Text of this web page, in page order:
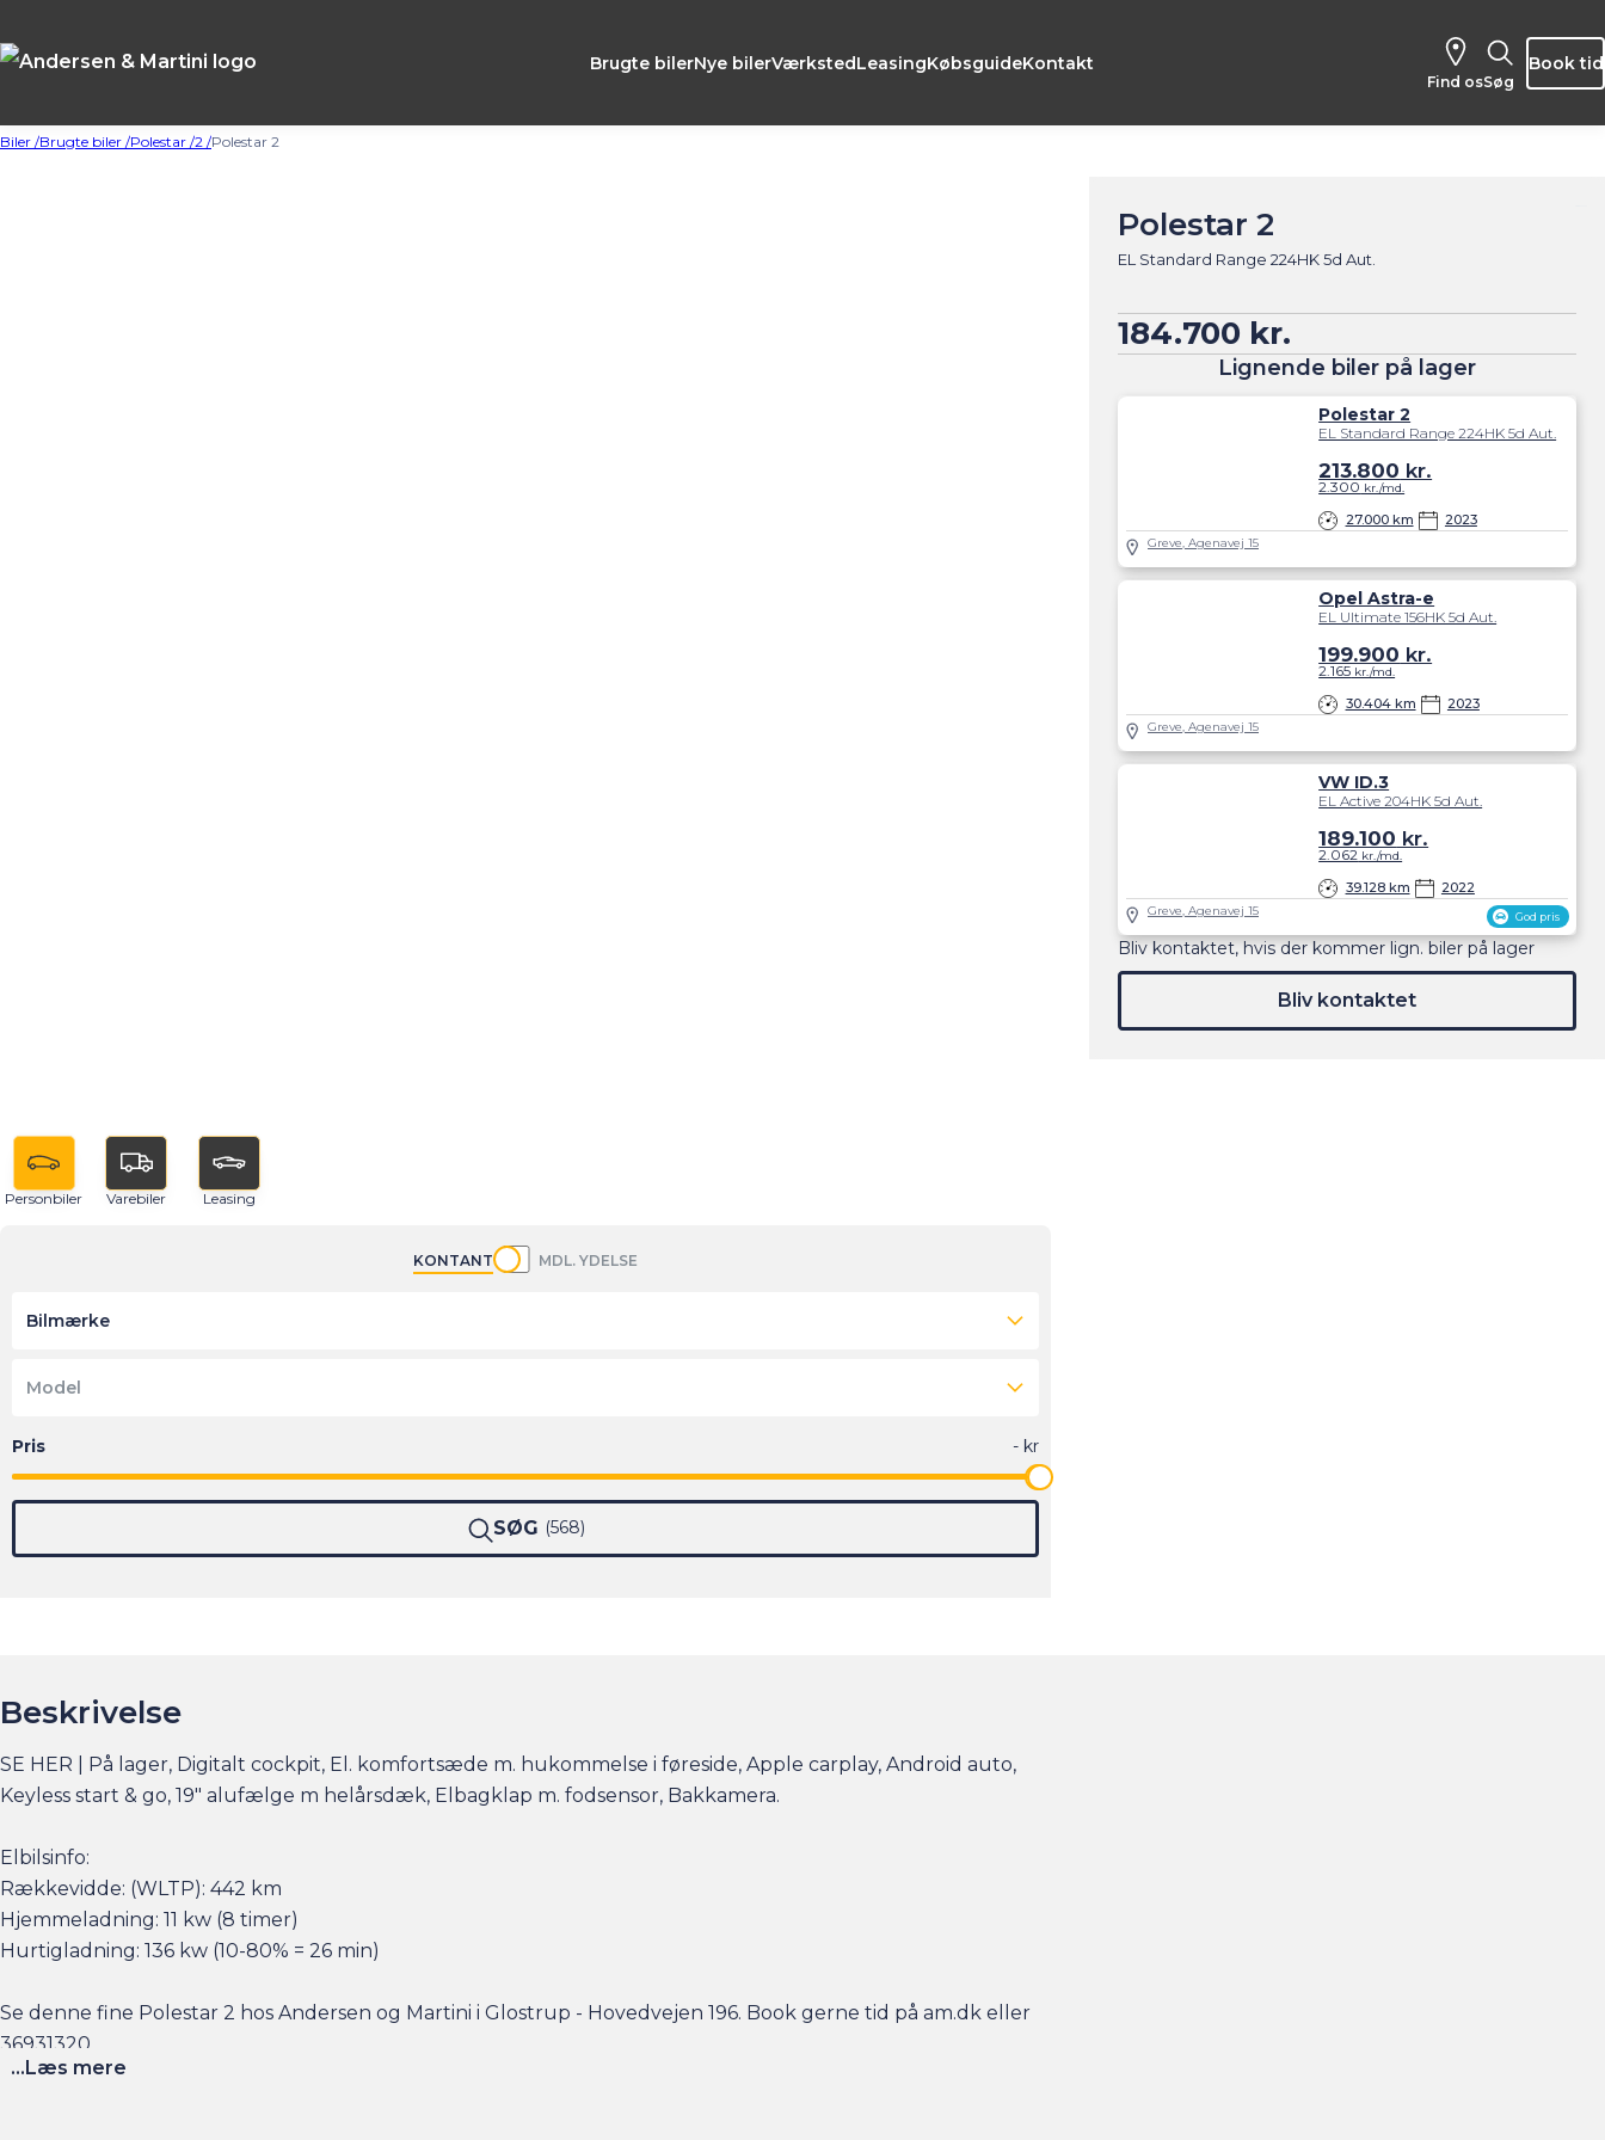
Brugte bilerNye bilerVærkstedLeasingKøbsguideKontakt
Find os Søg
Book tid
Biler /Brugte biler /Polestar /2 /Polestar 2
Polestar 2
EL Standard Range 224HK 5d Aut.
184.700 kr.
Lignende biler på lager
Polestar 2
EL Standard Range 224HK 5d Aut.
27.000 km 2023
213.800 kr.
2.300 kr./md.
Greve, Agenavej 15
Opel Astra-e
EL Ultimate 156HK 5d Aut.
30.404 km 2023
199.900 kr.
2.165 kr./md.
Greve, Agenavej 15
God pris
VW ID.3
EL Active 204HK 5d Aut.
39.128 km 2022
189.100 kr.
2.062 kr./md.
Greve, Agenavej 15
Bliv kontaktet, hvis der kommer lign. biler på lager
Bliv kontaktet
Personbiler Varebiler Leasing
KONTANT MDL. YDELSE
Bilmærke
Model
SØG 568
Beskrivelse
SE HER | På lager, Digitalt cockpit, El. komfortsæde m. hukommelse i føreside, Apple carplay, Android auto,
Keyless start & go, 19" alufælge m helårsdæk, Elbagklap m. fodsensor, Bakkamera.
Elbilsinfo:
Rækkevidde: (WLTP): 442 km
Hjemmeladning: 11 kw (8 timer)
Hurtigladning: 136 kw (10-80% = 26 min)
Se denne fine Polestar 2 hos Andersen og Martini i Glostrup - Hovedvejen 196. Book gerne tid på am.dk eller
36931320.
...Læs mere